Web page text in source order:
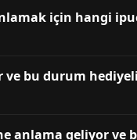
için hangi
bu durum
anlama geliyor ve